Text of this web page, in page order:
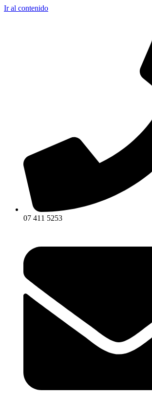
Ir al contenido
07 411 5253